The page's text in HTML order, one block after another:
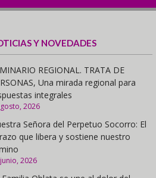
Y NOVEDADES
REGIONAL. TRATA DE
Una mirada regional para
integrales
2026
Señora del Perpetuo Socorro: El
que libera y sostiene nuestro
2026